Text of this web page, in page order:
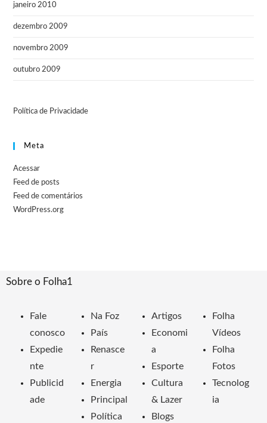
janeiro 2010
dezembro 2009
novembro 2009
outubro 2009
Política de Privacidade
Meta
Acessar
Feed de posts
Feed de comentários
WordPress.org
Sobre o Folha1
Fale
conosco
Expedie
nte
Publicid
ade
Na Foz
País
Renasce
r
Energia
Principal
Política
Artigos
Economi
a
Esporte
Cultura
& Lazer
Blogs
Folha
Vídeos
Folha
Fotos
Tecnolog
ia